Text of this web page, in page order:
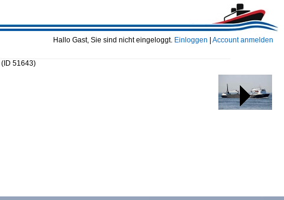
Hallo Gast, Sie sind nicht eingeloggt. Einloggen Account anmelden
(ID 51643)